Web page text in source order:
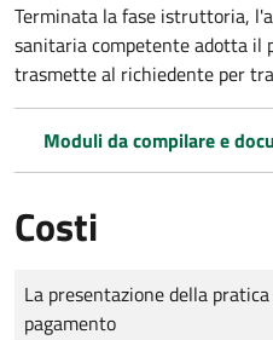
Terminata la fase istruttoria,
sanitaria competente adotta il
trasmette al richiedente per
Moduli da compilare e
Costi
Tipo di pagamento
Importo
La presentazione della
pagamento